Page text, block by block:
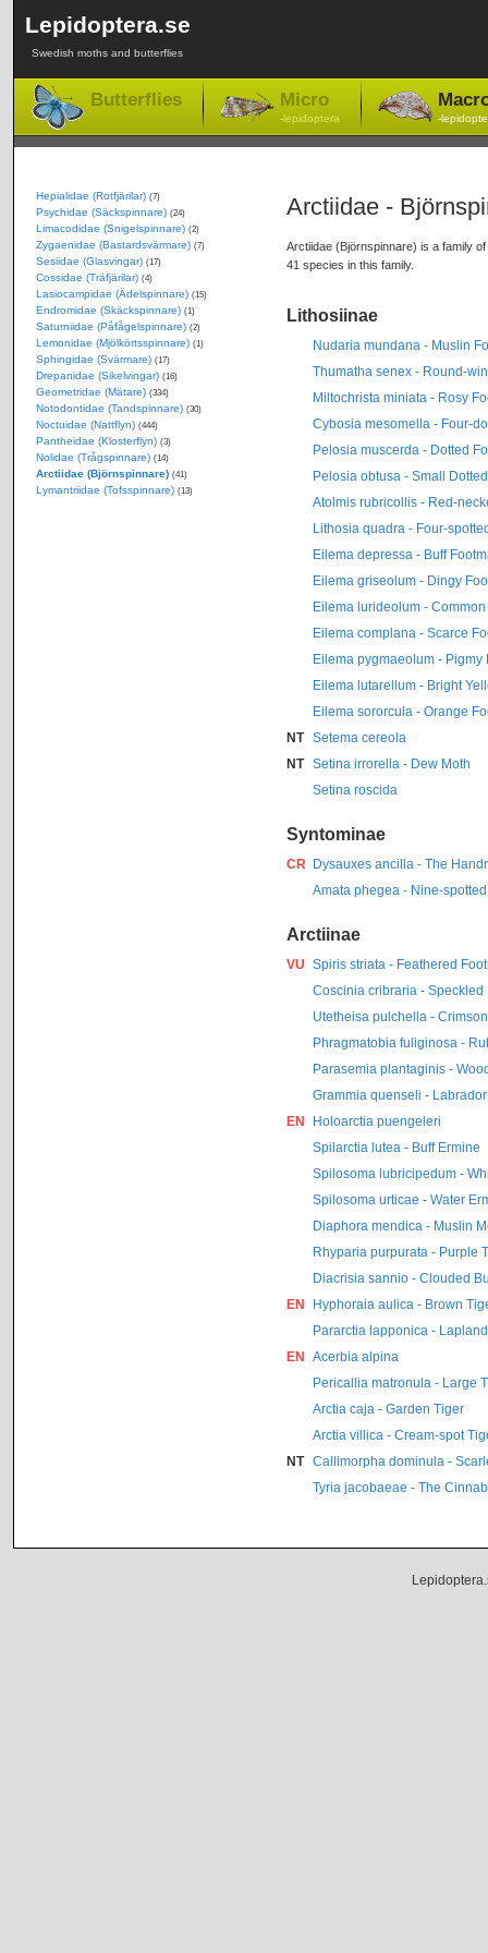
Lepidoptera.se
Swedish moths and butterflies
Butterflies Micro
-lepidoptera -
Arctiidae -
Arctiidae (Björnspinnare) is a family
41 species in this family.
Lithosiinae
Nudaria mundana - Muslin
Thumatha senex - Round-
Miltochrista miniata - Rosy
Cybosia mesomella - Four-
Pelosia muscerda - Dotted
Pelosia obtusa - Small
Atolmis rubricollis - Red-
Lithosia quadra - Four-
Eilema depressa - Buff
Eilema griseolum - Dingy
Eilema lurideolum -
Eilema complana - Scarce
Eilema pygmaeolum - Pigmy
Eilema lutarellum - Bright
Eilema sororcula - Orange
NT
Setema cereola
NT
Setina irrorella - Dew Moth
Setina roscida
Syntominae
CR
Dysauxes ancilla - The
Amata phegea - Nine-spotted
Arctiinae
VU Spiris striata - Feathered
Coscinia cribraria - Speckled
Utetheisa pulchella -
Phragmatobia fuliginosa -
Parasemia plantaginis -
Grammia quenseli -
EN
Holoarctia puengeleri
Spilarctia lutea - Buff Ermine
Spilosoma lubricipedum -
Spilosoma urticae - Water
Diaphora mendica - Muslin
Rhyparia purpurata - Purple
Diacrisia sannio - Clouded
EN
Hyphoraia aulica - Brown
Pararctia lapponica -
EN
Acerbia alpina
Pericallia matronula - Large
Arctia caja - Garden Tiger
Arctia villica - Cream-spot
NT
Callimorpha dominula -
Tyria jacobaeae - The
Hepialidae (Rotfjärilar) (7)
Psychidae (Säckspinnare) (24)
Limacodidae (Snigelspinnare) (2)
Zygaenidae (Bastardsvärmare) (7)
Sesiidae (Glasvingar) (17)
Cossidae (Träfjärilar) (4)
Lasiocampidae (Ädelspinnare) (15)
Endromidae (Skäckspinnare) (1)
Saturniidae (Påfågelspinnare) (2)
Lemonidae (Mjölkörtsspinnare) (1)
Sphingidae (Svärmare) (17)
Drepanidae (Sikelvingar) (16)
Geometridae (Mätare) (334)
Notodontidae (Tandspinnare) (30)
Noctuidae (Nattflyn) (444)
Pantheidae (Klosterflyn) (3)
Nolidae (Trågspinnare) (14)
Arctiidae (Björnspinnare) (41)
Lymantriidae (Tofsspinnare) (13)